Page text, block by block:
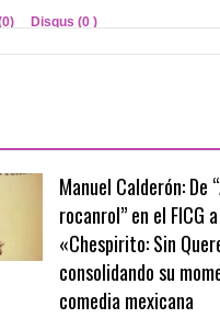
Disqus (0 )
Manuel Calderón: De
rocanrol” en el FICG
«Chespirito: Sin
consolidando su
comedia mexicana